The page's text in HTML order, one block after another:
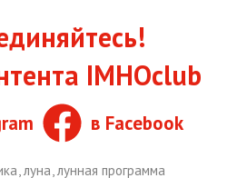
IMHOclub
в Facebook
,луна,лунная программа